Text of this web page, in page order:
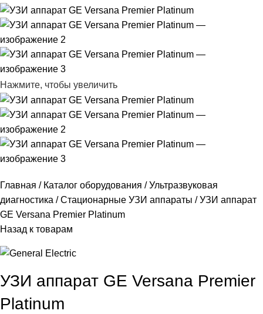
Нажмите, чтобы увеличить
Главная Каталог оборудования
Ультразвуковая
диагностика
Стационарные УЗИ аппараты
УЗИ аппарат
GE Versana Premier Platinum
Назад к товарам
УЗИ аппарат GE Versana Premier
Platinum